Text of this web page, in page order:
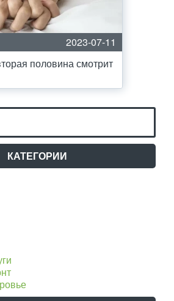
2023-07-11
половина смотрит
КАТЕГОРИИ